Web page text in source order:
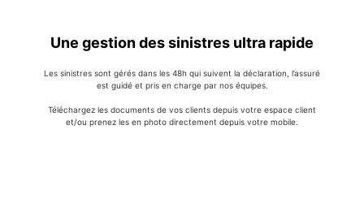
Une gestion des sinistres ultra rapide
Les sinistres sont gérés dans les 48h qui suivent la déclaration, l’assuré
est guidé et pris en charge par nos équipes.
Téléchargez les documents de vos clients depuis votre espace client
et/ou prenez les en photo directement depuis votre mobile.